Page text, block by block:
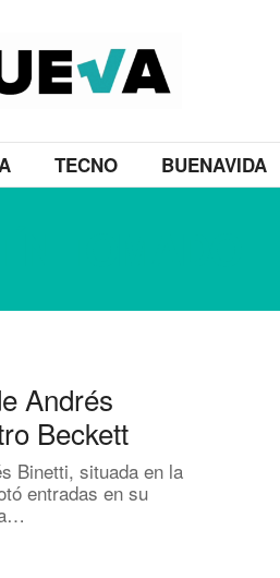
TECNO BUENAVIDA
Andrés
Beckett
Binetti, situada en la
entradas en su